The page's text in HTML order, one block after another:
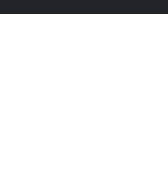
电子天平